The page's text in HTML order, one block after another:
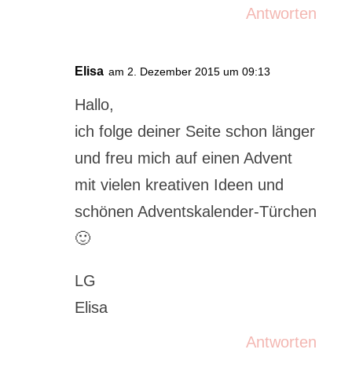
Antworten
Elisa am 2. Dezember 2015 um 09:13
Hallo,
ich folge deiner Seite schon länger
und freu mich auf einen Advent
mit vielen kreativen Ideen und
schönen Adventskalender-Türchen
🙂
LG
Elisa
Antworten